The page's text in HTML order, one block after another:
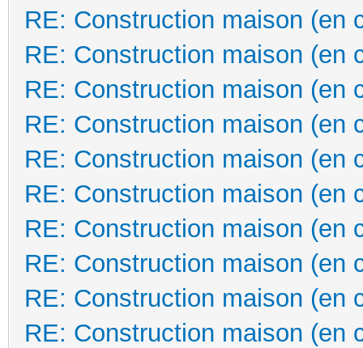
RE: Construction maison (en
RE: Construction maison (en
RE: Construction maison (en
RE: Construction maison (en
RE: Construction maison (en
RE: Construction maison (en
RE: Construction maison (en
RE: Construction maison (en
RE: Construction maison (en
RE: Construction maison (en